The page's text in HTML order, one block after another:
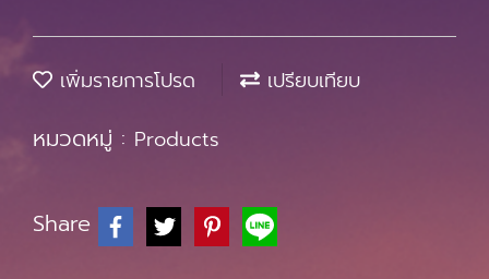
เพิ่มรายการโปรด เปรียบเทียบ
หมวดหมู่ : Products
Share